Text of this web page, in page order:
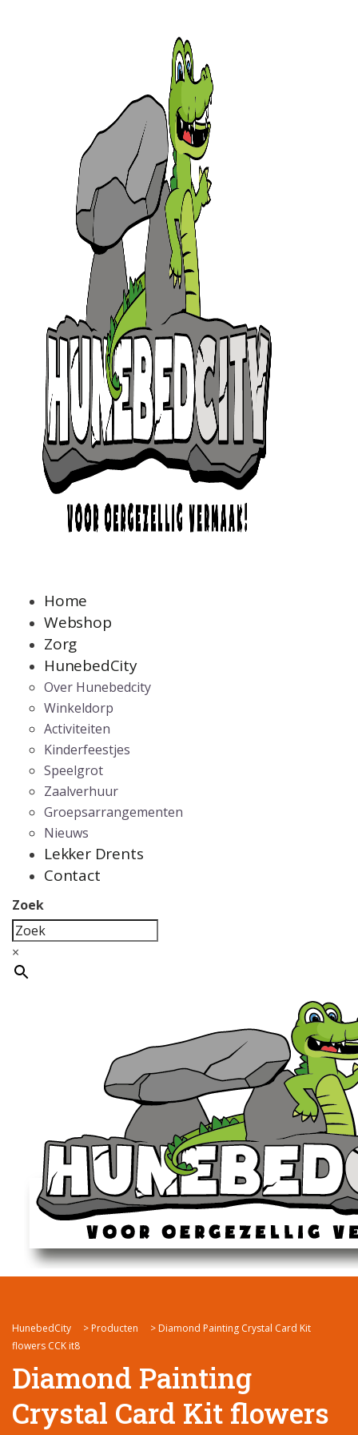
Home
Webshop
Zorg
HunebedCity
Over Hunebedcity
Winkeldorp
Activiteiten
Kinderfeestjes
Speelgrot
Zaalverhuur
Groepsarrangementen
Nieuws
Lekker Drents
Contact
Zoek
×
HunebedCity > Producten > Diamond Painting Crystal Card Kit
flowers CCK it8
Diamond Painting
Crystal Card Kit flowers